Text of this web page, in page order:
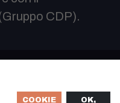
CDP).
2022 Tutti i diritti
VICO
VECCHIA 11,
COOKIE OK,